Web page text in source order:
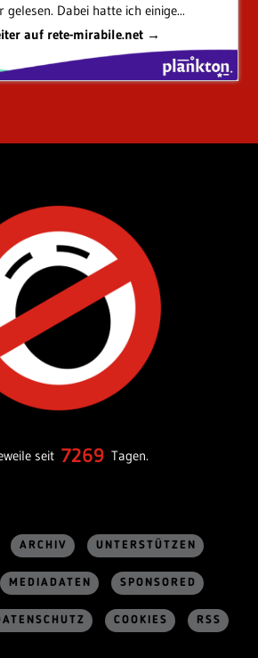
gelesen. Dabei hatte ich einige...
auf rete-mirabile.net →
seit 7269 Tagen.
ARCHIV UNTERSTÜTZEN
MEDIADATEN SPONSORED
COOKIES RSS